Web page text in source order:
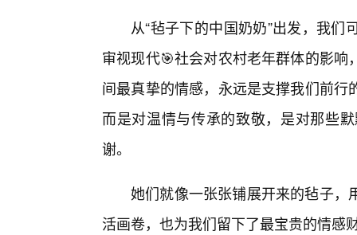
从“毡子下的中国奶奶”出发，我
审视现代🎯社会对农村老年群体的影
间最真挚的情感，永远是支撑我们前
而是对温情与传承的致敬，是对那些
谢。
她们就像一张张铺展开来的毡子，
活画卷，也为我们留下了最宝贵的情感